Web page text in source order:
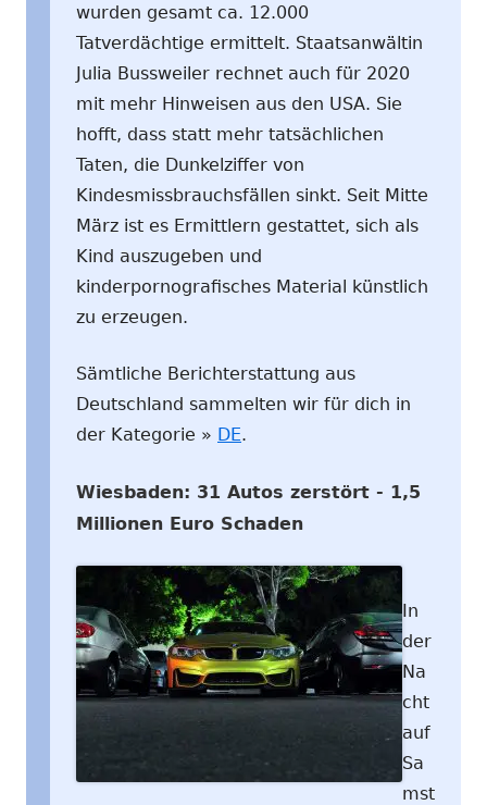
wurden gesamt ca. 12.000
Tatverdächtige ermittelt. Staatsanwältin
Julia Bussweiler rechnet auch für 2020
mit mehr Hinweisen aus den USA. Sie
hofft, dass statt mehr tatsächlichen
Taten, die Dunkelziffer von
Kindesmissbrauchsfällen sinkt. Seit Mitte
März ist es Ermittlern gestattet, sich als
Kind auszugeben und
kinderpornografisches Material künstlich
zu erzeugen.
Sämtliche Berichterstattung aus
Deutschland sammelten wir für dich in
der Kategorie » DE.
Wiesbaden: 31 Autos zerstört - 1,5
Millionen Euro Schaden
In
der
Na
cht
auf
Sa
mst